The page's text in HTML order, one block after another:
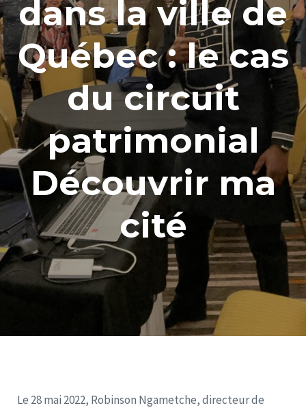
dans la ville de
Québec : le cas
du circuit
patrimonial
Découvrir ma
cité
Le 28 mai 2022, Robinson Ngametche, directeur de